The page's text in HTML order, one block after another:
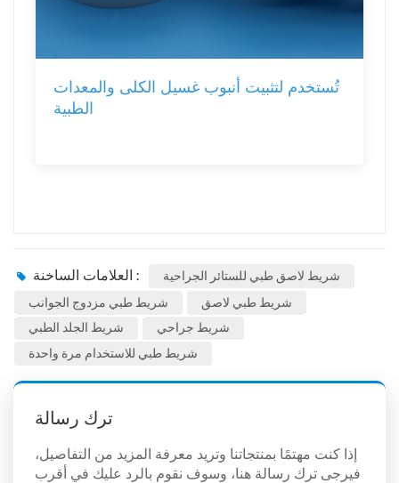
تُستخدم لتثبيت أنبوب غسيل الكلى والمعدات
الطبية
العلامات الساخنة :
شريط لاصق طبي للستائر الجراحية
شريط طبي مزدوج الجوانب
شريط طبي لاصق
شريط الجلد الطبي
شريط جراحي
شريط طبي للاستخدام مرة واحدة
ترك رسالة
إذا كنت مهتمًا بمنتجاتنا وتريد معرفة المزيد من التفاصيل،
فيرجى ترك رسالة هنا، وسوف نقوم بالرد عليك في أقرب